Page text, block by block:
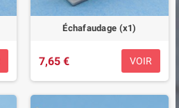
Échafaudage (x1)
7,65 € VOIR